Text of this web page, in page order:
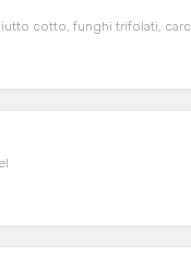
cotto, funghi trifolati,